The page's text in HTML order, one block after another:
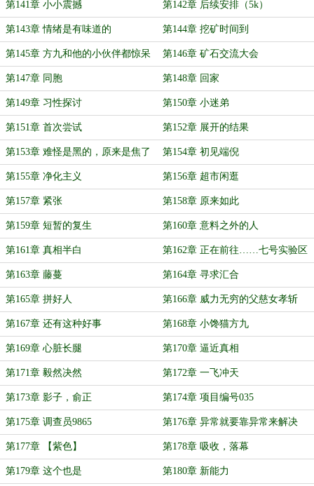
第141章 小小震撼 第142章 后续安排（5k）
第143章 情绪是有味道的 第144章 挖矿时间到
第145章 方九和他的小伙伴都惊呆
了
第146章 矿石交流大会
第147章 同胞 第148章 回家
第149章 习性探讨 第150章 小迷弟
第151章 首次尝试 第152章 展开的结果
第153章 难怪是黑的，原来是焦了 第154章 初见端倪
第155章 净化主义 第156章 超市闲逛
第157章 紧张 第158章 原来如此
第159章 短暂的复生 第160章 意料之外的人
第161章 真相半白 第162章 正在前往……七号实验区
第163章 藤蔓 第164章 寻求汇合
第165章 拼好人 第166章 威力无穷的父慈女孝斩
第167章 还有这种好事 第168章 小馋猫方九
第169章 心脏长腿 第170章 逼近真相
第171章 毅然决然 第172章 一飞冲天
第173章 影子，俞正 第174章 项目编号035
第175章 调查员9865 第176章 异常就要靠异常来解决
第177章 【紫色】 第178章 吸收，落幕
第179章 这个也是 第180章 新能力